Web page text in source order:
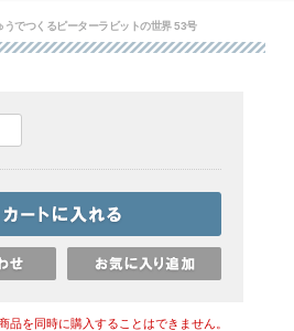
うでつくるピーターラビットの世界 53号
品を同時に購入することはできません。